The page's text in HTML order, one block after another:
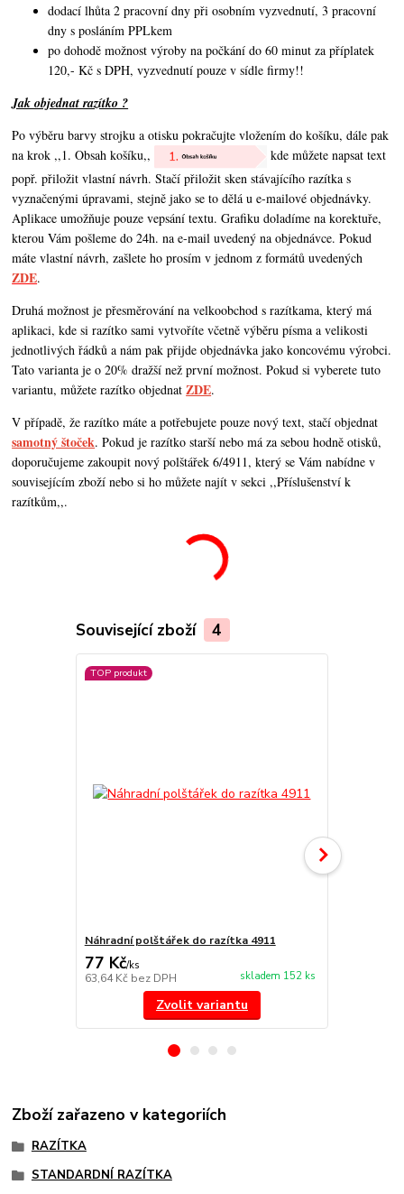
dodací lhůta 2 pracovní dny při osobním vyzvednutí, 3 pracovní
dny s posláním PPLkem
po dohodě možnost výroby na počkání do 60 minut za příplatek
120,- Kč s DPH, vyzvednutí pouze v sídle firmy!!
Jak objednat razítko ?
Po výběru barvy strojku a otisku pokračujte vložením do košíku, dále pak
na krok ,,1. Obsah košíku,,
kde můžete napsat text
popř. přiložit vlastní návrh. Stačí přiložit sken stávajícího razítka s
vyznačenými úpravami, stejně jako se to dělá u e-mailové objednávky.
Aplikace umožňuje pouze vepsání textu. Grafiku doladíme na korektuře,
kterou Vám pošleme do 24h. na e-mail uvedený na objednávce. Pokud
máte vlastní návrh,zašlete ho prosím v jednom z formátů uvedených
ZDE.
Druhá možnost je přesměrování na velkoobchod s razítkama, který má
aplikaci, kde si razítko sami vytvoříte včetně výběru písma a velikosti
jednotlivých řádků a nám pak přijde objednávka jako koncovému výrobci.
Tato varianta je o 20% dražší než první možnost. Pokud si vyberete tuto
variantu, můžete razítko objednatZDE.
V případě, že razítko máte a potřebujete pouze nový text, stačí objednat
samotný štoček. Pokud je razítko starší nebo má za sebou hodně otisků,
doporučujeme zakoupit nový polštářek 6/4911, který se Vám nabídne v
souvisejícím zboží nebo si ho můžete najít v sekci ,,Příslušenství k
razítkům,,.
Související zboží 4
TOP produkt
Náhradní polštářek do razítka 4911
77 Kč/ks
63,64 Kč bez DPH skladem 152 ks
Zvolit variantu
Zboží zařazeno v kategoriích
RAZÍTKA
STANDARDNÍ RAZÍTKA